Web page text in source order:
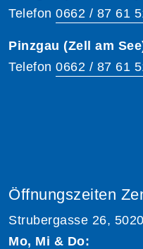
Telefon 0662 / 87 61
Pinzgau (Zell am
Telefon 0662 / 87 61
Öffnungszeiten
Strubergasse 26,
Mo, Mi & Do: